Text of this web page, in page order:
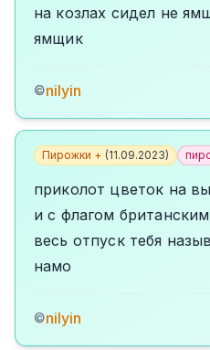
на козлах сидел не
ямщик
©nilyin
Пирожки + (11.09.2023)
приколот цветок на
и с флагом
весь отпуск тебя
намо
©nilyin